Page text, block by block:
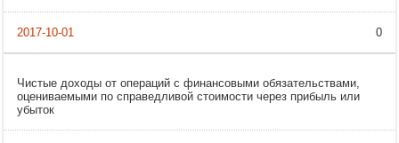
0
Чистые доходы от операций с финансовыми обязательствами,
оцениваемыми по справедливой стоимости через прибыль или
убыток